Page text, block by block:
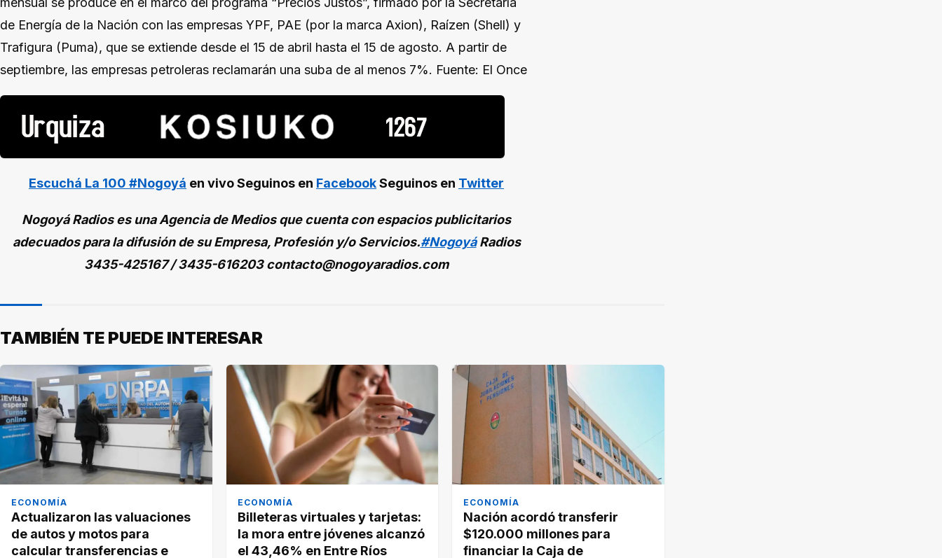
de Energía de la Nación con las empresas YPF, PAE (por la marca Axion), Raízen (Shell) y
Trafigura (Puma), que se extiende desde el 15 de abril hasta el 15 de agosto. A partir de
septiembre, las empresas petroleras reclamarán una suba de al menos 7%. Fuente: El Once
Escuchá La 100 #Nogoyá en vivoSeguinos en FacebookSeguinos en Twitter
Nogoyá Radios es una Agencia de Medios que cuenta con espacios publicitarios
adecuados para la difusión de su Empresa, Profesión y/o Servicios.#NogoyáRadios
3435-425167 / 3435-616203 contacto@nogoyaradios.com
TAMBIÉN TE PUEDE INTERESAR
ECONOMÍA
Actualizaron las valuaciones
de autos y motos para
calcular transferencias e
ECONOMÍA
Billeteras virtuales y tarjetas:
la mora entre jóvenes alcanzó
el 43,46% en Entre Ríos
ECONOMÍA
Nación acordó transferir
$120.000 millones para
financiar la Caja de